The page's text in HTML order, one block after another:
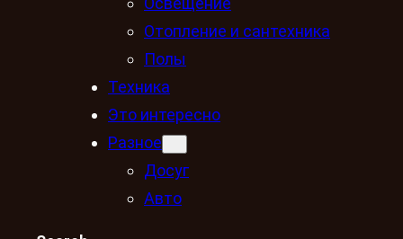
Отопление и сантехника
Полы
Техника
Это интересно
Разное
Досуг
Авто